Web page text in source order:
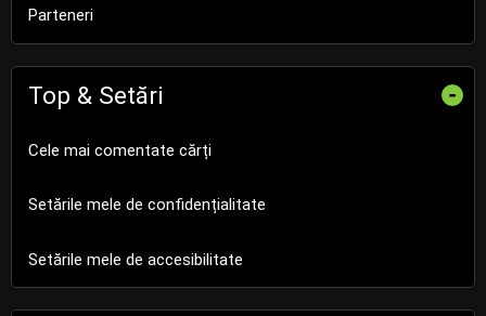
Parteneri
Top & Setări -
Cele mai comentate cărți
Setările mele de confidențialitate
Setările mele de accesibilitate